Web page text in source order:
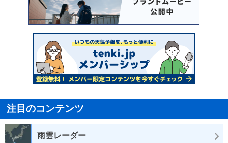
注目のコンテンツ
雨雲レーダー